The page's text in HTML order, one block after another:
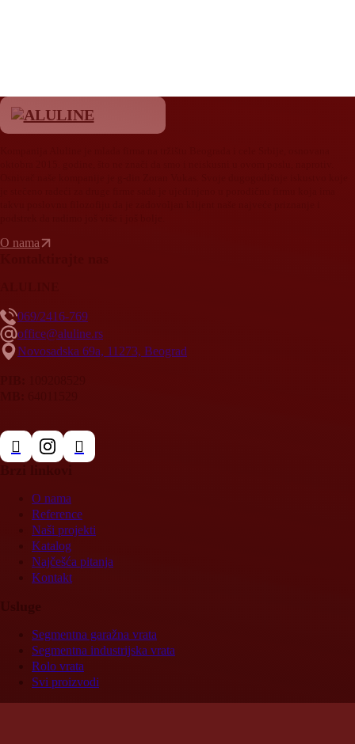
O nama
O nama
Reference
Naši projekti
Katalog
Najčešća pitanja
Kontakt
Segmentna garažna vrata
Segmentna industrijska vrata
Rolo vrata
Svi proizvodi
069/2416-769
office@aluline.rs
Novosadska 69a, 11273, Beograd